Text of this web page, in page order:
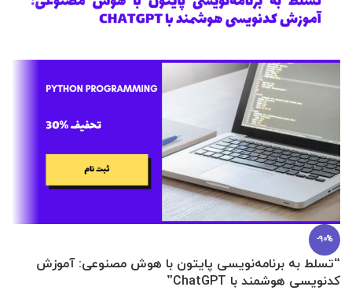
-90%
“تسلط به برنامه‌نویسی پایتون با هوش مصنوعی: آموزش
کدنویسی هوشمند با ChatGPT”